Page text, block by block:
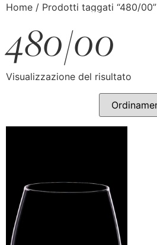
Home / Prodotti taggati “480/00”
480/00
Visualizzazione del risultato